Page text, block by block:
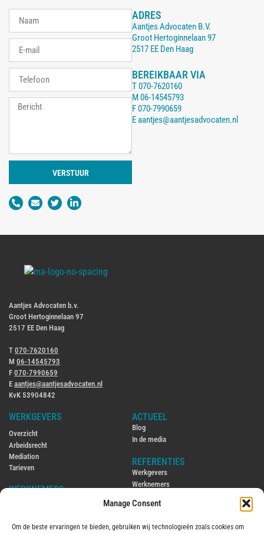
Manage Consent
Om de beste ervaringen te bieden, gebruiken wij technologieën zoals cookies om
VERSTUUR
ADRES
Aantjes Advocaten B.V.
Groot Hertoginnelaan 97
2517 EE Den Haag
BEREIKBAAR VIA
T070-7620160
M06-14545793
F070-7990659
Eaantjes@aantjesadvocaten.nl
Aantjes Advocaten b.v.
Groot Hertoginnelaan 97
2517 EE Den Haag
T 070-7620160
M 06-14545793
F 070-7990659
E aantjes@aantjesadvocaten.nl
KvK 53904842
WERKGEVERS
Overzicht
Arbeidsrecht
Mediation
Tarieven
WERKNEMERS
Ambtenarenrecht
ACTUEEL
Blog
In de media
REFERENTIES
Werkgevers
Werknemers
CONTACT